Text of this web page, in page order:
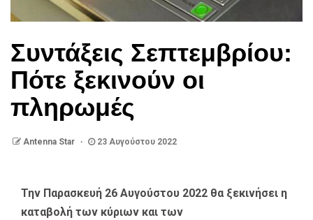
Συντάξεις Σεπτεμβρίου:
Πότε ξεκινούν οι
πληρωμές
Antenna Star 23 Αυγούστου 2022
Την Παρασκευή 26 Αυγούστου 2022 θα ξεκινήσει η
καταβολή των κύριων και των